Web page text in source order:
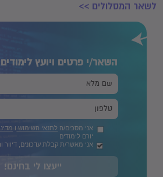
לשאר המסלולים >>
השאר/י פרטים ויועץ
אני מסכים/ה לתנאי השימוש ו
יורם לימודים
אני מאשר/ת קבלת עדכונים, דיוור
ייעצו לי בחינם!